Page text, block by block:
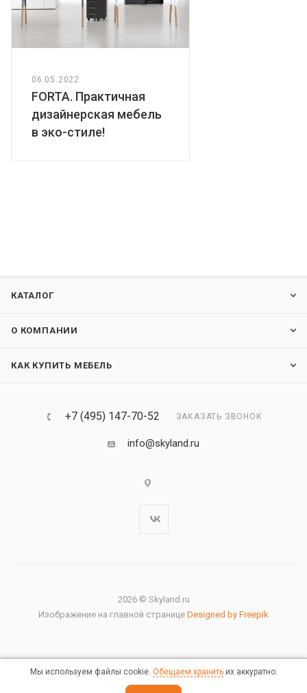
06.05.2022
FORTA. Практичная
дизайнерская мебель
в эко-стиле!
КАТАЛОГ
О КОМПАНИИ
КАК КУПИТЬ МЕБЕЛЬ
+7 (495) 147-70-52 ЗАКАЗАТЬ ЗВОНОК
info@skyland.ru
2026 © Skyland.ru
Изображение на главной странице Designed by Freepik
Правовая информация
Мы используем файлы cookie. Обещаем хранитьих аккуратно.